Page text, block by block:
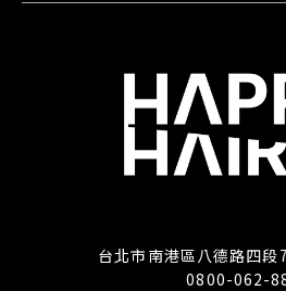
台北市南港區八德路四
0800-062-